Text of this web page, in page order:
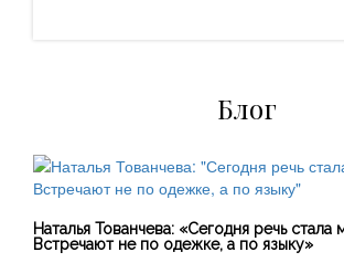
Блог
Наталья Тованчева: «Сегодня речь стала
Встречают не по одежке, а по языку»